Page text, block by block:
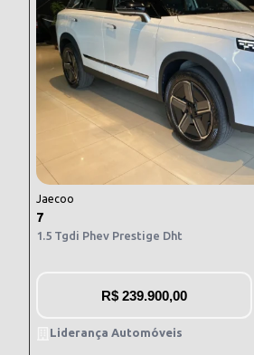
Jaecoo
7
1.5 Tgdi Phev Prestige Dht
R$ 239.900,00
Liderança Automóveis